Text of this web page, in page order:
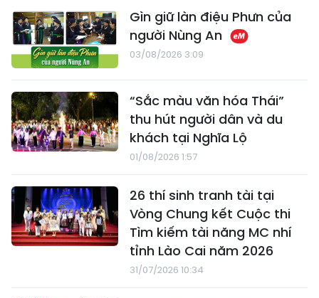
Gìn giữ làn điệu Phưn của
người Nùng An
03/08/2026 3:09
“Sắc màu văn hóa Thái”
thu hút người dân và du
khách tại Nghĩa Lộ
01/08/2026 1:57
26 thí sinh tranh tài tại
Vòng Chung kết Cuộc thi
Tìm kiếm tài năng MC nhí
tỉnh Lào Cai năm 2026
31/07/2026 10:34